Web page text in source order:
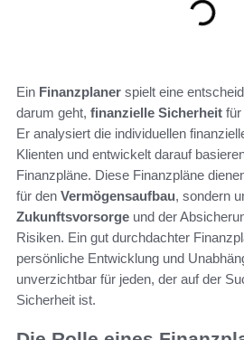
Ein Finanzplaner spielt eine
darum geht, finanzielle Sicherheit für
Er analysiert die individuellen
Klienten und entwickelt darauf
Finanzpläne. Diese Finanzpläne
für den Vermögensaufbau, sondern
Zukunftsvorsorge und der
Risiken. Ein gut durchdachter
persönliche Entwicklung und
unverzichtbar für jeden, der auf der
Sicherheit ist.